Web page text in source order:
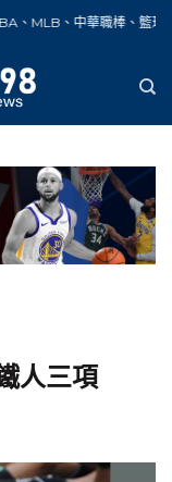
棒、籃球、網球、足球
人三項